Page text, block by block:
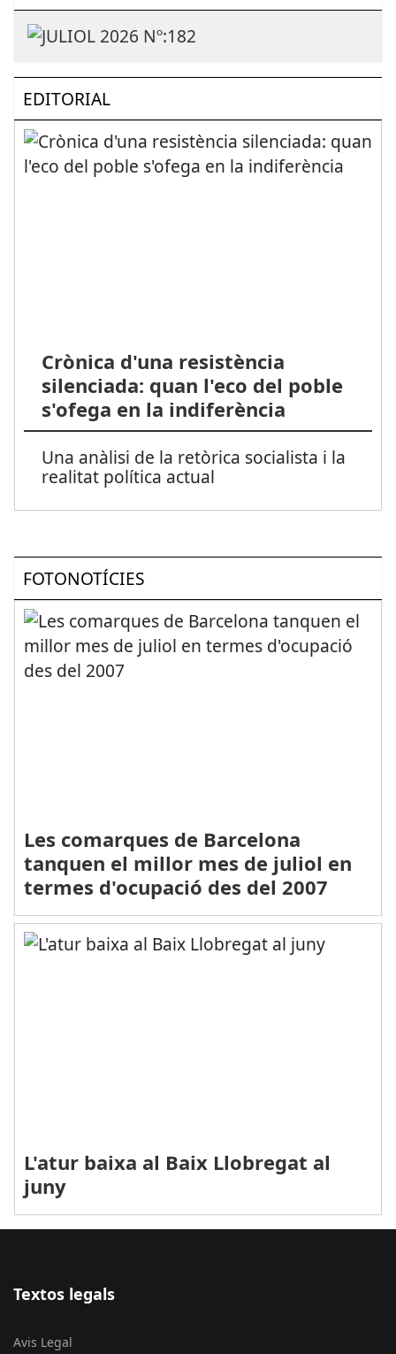
EDITORIAL
Crònica d'una resistència
silenciada: quan l'eco del poble
s'ofega en la indiferència
Una anàlisi de la retòrica socialista i la
realitat política actual
FOTONOTÍCIES
Les comarques de Barcelona
tanquen el millor mes de juliol en
termes d'ocupació des del 2007
L'atur baixa al Baix Llobregat al
juny
Textos legals
Avis Legal